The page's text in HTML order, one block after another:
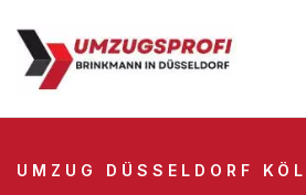
UMZUG DÜSSELDORF